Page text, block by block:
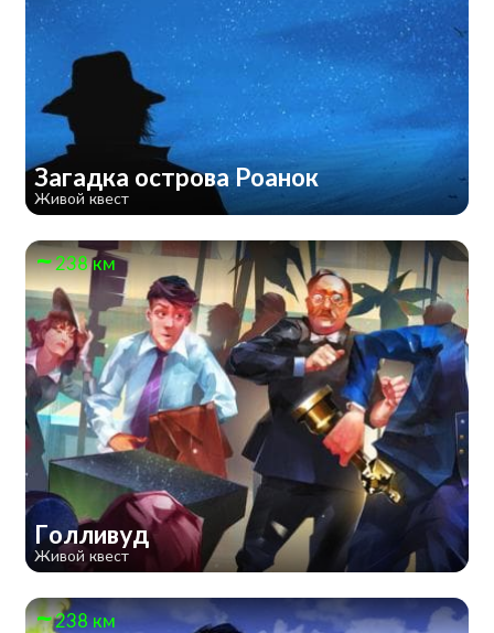
Загадка острова Роанок
Живой квест
238 км
Голливуд
Живой квест
238 км